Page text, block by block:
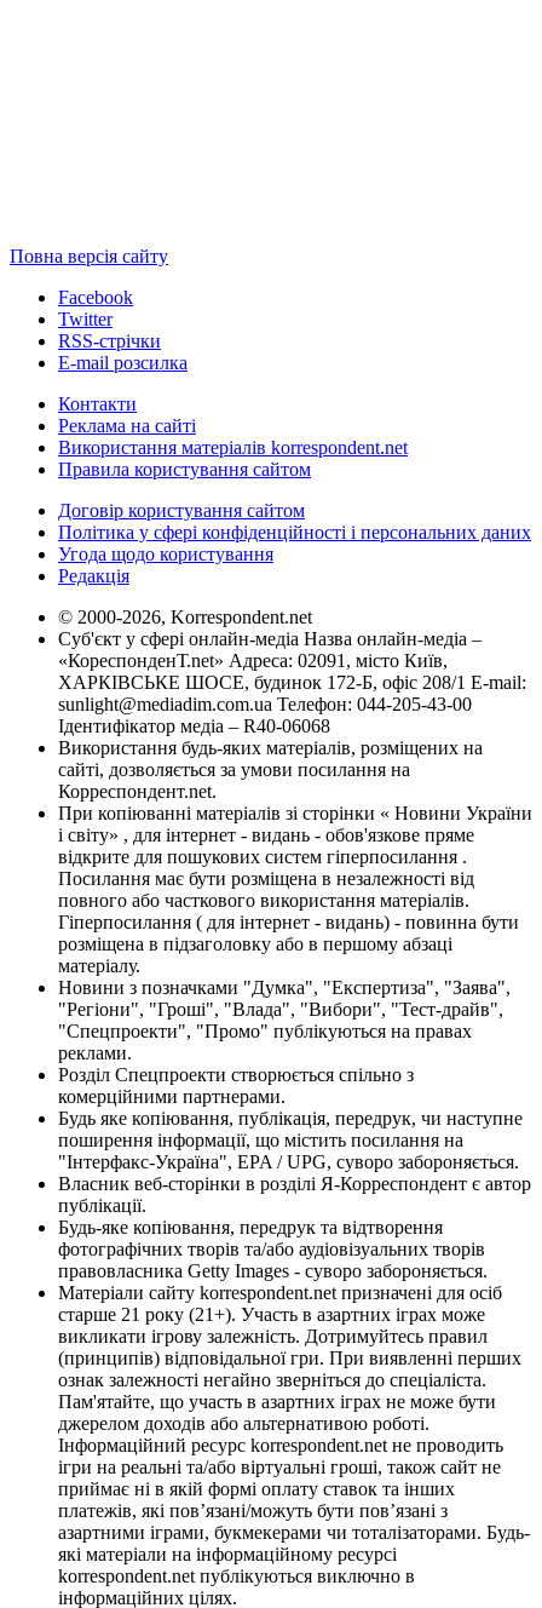
Повна версія сайту
Facebook
Twitter
RSS-стрічки
E-mail розсилка
Контакти
Реклама на сайті
Використання матеріалів korrespondent.net
Правила користування сайтом
Договір користування сайтом
Політика у сфері конфіденційності і персональних даних
Угода щодо користування
Редакція
© 2000-2026, Korrespondent.net
Суб'єкт у сфері онлайн-медіа Назва онлайн-медіа –
«КореспонденТ.net» Адреса: 02091, місто Київ,
ХАРКІВСЬКЕ ШОСЕ, будинок 172-Б, офіс 208/1 E-mail:
sunlight@mediadim.com.ua Телефон: 044-205-43-00
Ідентифікатор медіа – R40-06068
Використання будь-яких матеріалів, розміщених на
сайті, дозволяється за умови посилання на
Корреспондент.net.
При копіюванні матеріалів зі сторінки « Новини України
і світу» , для інтернет - видань - обов'язкове пряме
відкрите для пошукових систем гіперпосилання .
Посилання має бути розміщена в незалежності від
повного або часткового використання матеріалів.
Гіперпосилання ( для інтернет - видань) - повинна бути
розміщена в підзаголовку або в першому абзаці
матеріалу.
Новини з позначками "Думка", "Експертиза", "Заява",
"Регіони", "Гроші", "Влада", "Вибори", "Тест-драйв",
"Спецпроекти", "Промо" публікуються на правах
реклами.
Розділ Спецпроекти створюється спільно з
комерційними партнерами.
Будь яке копіювання, публікація, передрук, чи наступне
поширення інформації, що містить посилання на
"Інтерфакс-Україна", EPA / UPG, суворо забороняється.
Власник веб-сторінки в розділі Я-Корреспондент є автор
публікації.
Будь-яке копіювання, передрук та відтворення
фотографічних творів та/або аудіовізуальних творів
правовласника Getty Images - суворо забороняється.
Матеріали сайту korrespondent.net призначені для осіб
старше 21 року (21+). Участь в азартних іграх може
викликати ігрову залежність. Дотримуйтесь правил
(принципів) відповідальної гри. При виявленні перших
ознак залежності негайно зверніться до спеціаліста.
Пам'ятайте, що участь в азартних іграх не може бути
джерелом доходів або альтернативою роботі.
Інформаційний ресурс korrespondent.net не проводить
ігри на реальні та/або віртуальні гроші, також сайт не
приймає ні в якій формі оплату ставок та інших
платежів, які пов’язані/можуть бути пов’язані з
азартними іграми, букмекерами чи тоталізаторами. Будь-
які матеріали на інформаційному ресурсі
korrespondent.net публікуються виключно в
інформаційних цілях.